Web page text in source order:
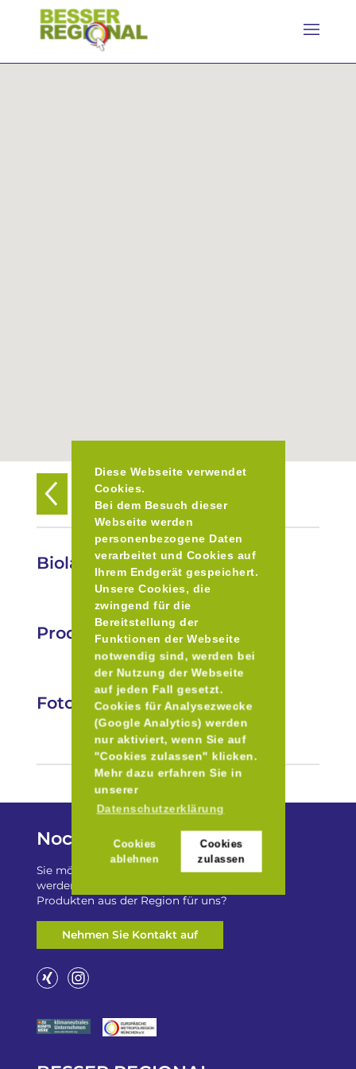
Diese Webseite verwendet
Cookies.
Bei dem Besuch dieser
Webseite werden
personenbezogene Daten
verarbeitet und Cookies auf
Ihrem Endgerät gespeichert.
Unsere Cookies, die
zwingend für die
Bereitstellung der
Funktionen der Webseite
notwendig sind, werden bei
der Nutzung der Webseite
auf jeden Fall gesetzt.
Cookies für Analysezwecke
(Google Analytics) werden
nur aktiviert, wenn Sie auf
"Cookies zulassen" klicken.
Mehr dazu erfahren Sie in
unserer
Datenschutzerklärung
Cookies
ablehnen
Cookies
zulassen
Zurück zur Übersicht
Biolandhof Hieber GbR
Produkte
Fotos
Noch Fragen?
Sie möchten auf „Besser Regional“ gelistet
werden? Oder haben Sie einen Freizeittip zu
Produkten aus der Region für uns?
Nehmen Sie Kontakt auf